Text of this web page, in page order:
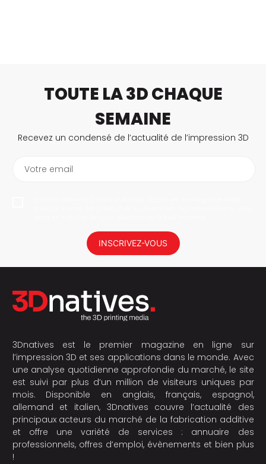
TOUTE LA 3D CHAQUE
SEMAINE
Recevez un condensé de l’actualité de l’impression 3D
Votre email
INSCRIVEZ-VOUS
3Dnatives est le premier magazine en ligne sur
l’impression 3D et ses applications dans le monde. Avec
une analyse quotidienne approfondie du marché, le site
est suivi par plus d’un million de visiteurs uniques par
mois. Disponible en anglais, français, espagnol,
allemand et italien, 3Dnatives couvre l’actualité des
principaux acteurs du marché de la fabrication additive
et offre une variété de services : annuaire des
professionnels, offres d’emploi, évènements et bien plus
!